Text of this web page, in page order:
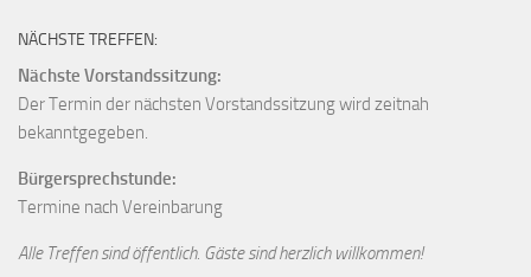
NÄCHSTE TREFFEN:
Nächste Vorstandssitzung:
Der Termin der nächsten Vorstandssitzung wird zeitnah
bekanntgegeben.
Bürgersprechstunde:
Termine nach Vereinbarung
Alle Treffen sind öffentlich. Gäste sind herzlich willkommen!